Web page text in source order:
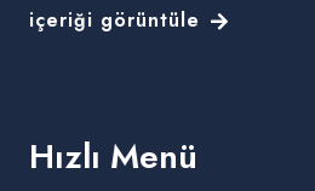
içeriği görüntüle
Hızlı Menü